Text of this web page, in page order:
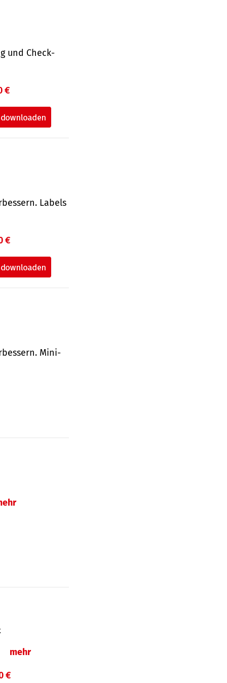
und Check­
€
Labels
€
Mini-
mehr
€